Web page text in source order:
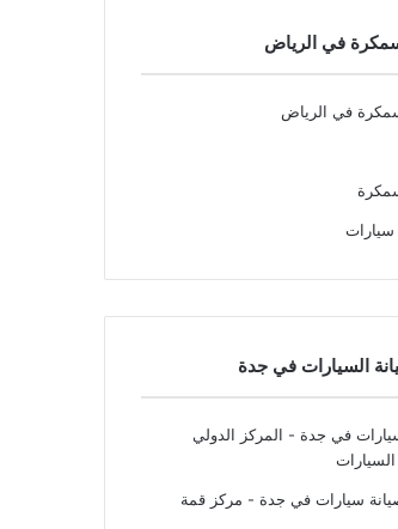
في الرياض
في الرياض
السيارات في جدة
في جدة - المركز الدولي
سيارات في جدة - مركز قمة